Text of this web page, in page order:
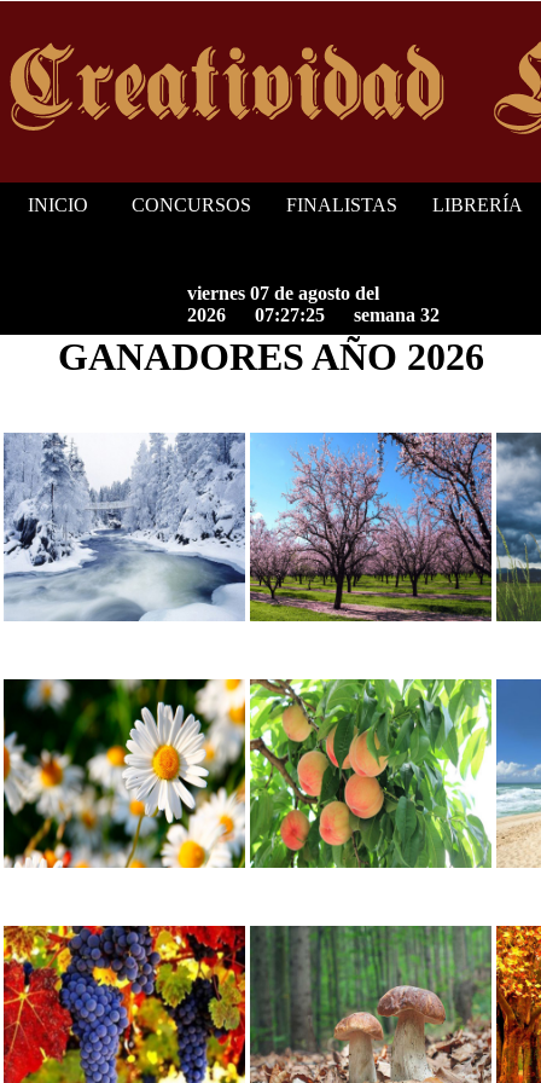
INICIO CONCURSOS FINALISTAS LIBRERÍA
viernes 07 de agosto del
2026 07:27:25 semana 32
GANADORES AÑO 2026
ENERO FEBRERO
MAYO JUNIO